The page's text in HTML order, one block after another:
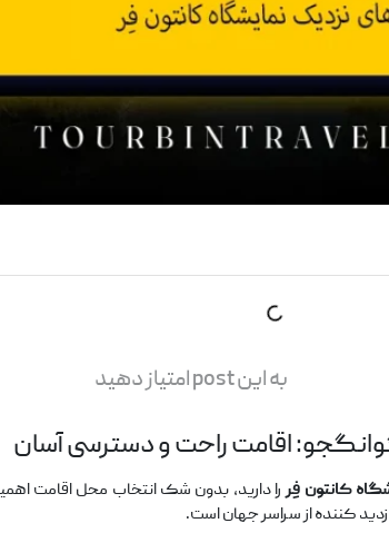
به این post امتیاز دهید
اقامت راحت و دسترسی آسان
کانتون فِررا دارید، بدون شک انتخاب محل اقامت
کننده از سراسر جهان است.